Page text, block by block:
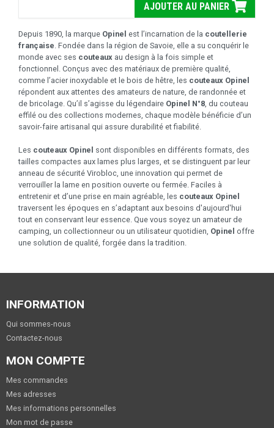
AJOUTER AU PANIER
Depuis 1890, la marque Opinel est l’incarnation de la coutellerie
française. Fondée dans la région de Savoie, elle a su conquérir le
monde avec ses couteaux au design à la fois simple et
fonctionnel. Conçus avec des matériaux de première qualité,
comme l’acier inoxydable et le bois de hêtre, les couteaux Opinel
répondent aux attentes des amateurs de nature, de randonnée et
de bricolage. Qu’il s’agisse du légendaire Opinel N°8, du couteau
effilé ou des collections modernes, chaque modèle bénéficie d’un
savoir-faire artisanal qui assure durabilité et fiabilité.
Les couteaux Opinel sont disponibles en différents formats, des
tailles compactes aux lames plus larges, et se distinguent par leur
anneau de sécurité Virobloc, une innovation qui permet de
verrouiller la lame en position ouverte ou fermée. Faciles à
entretenir et d’une prise en main agréable, les couteaux Opinel
traversent les époques en s’adaptant aux besoins d'aujourd'hui
tout en conservant leur essence. Que vous soyez un amateur de
camping, un collectionneur ou un utilisateur quotidien, Opinel offre
une solution de qualité, forgée dans la tradition.
INFORMATION
Qui sommes-nous
Contactez-nous
MON COMPTE
Mes commandes
Mes adresses
Mes informations personnelles
Mon mot de passe